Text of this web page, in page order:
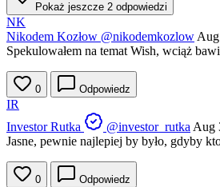
Pokaż jeszcze 2 odpowiedzi
NK
Nikodem Kozłow @nikodemkozlow
Spekulowałem na temat Wish, wciąż
0 Odpowiedz
IR
Investor Rutka
@investor_rutka Aug
Jasne, pewnie najlepiej by było, gdyby
0 Odpowiedz